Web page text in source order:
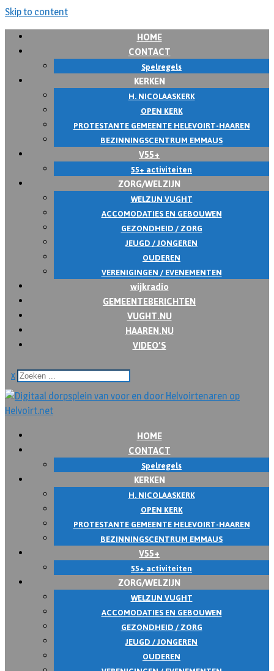
Skip to content
HOME
CONTACT
Spelregels
KERKEN
H. NICOLAASKERK
OPEN KERK
PROTESTANTE GEMEENTE HELEVOIRT-HAAREN
BEZINNINGSCENTRUM EMMAUS
V55+
55+ activiteiten
ZORG/WELZIJN
WELZIJN VUGHT
ACCOMODATIES EN GEBOUWEN
GEZONDHEID / ZORG
JEUGD / JONGEREN
OUDEREN
VERENIGINGEN / EVENEMENTEN
wijkradio
GEMEENTEBERICHTEN
VUGHT.NU
HAAREN.NU
VIDEO’S
x
HOME
CONTACT
Spelregels
KERKEN
H. NICOLAASKERK
OPEN KERK
PROTESTANTE GEMEENTE HELEVOIRT-HAAREN
BEZINNINGSCENTRUM EMMAUS
V55+
55+ activiteiten
ZORG/WELZIJN
WELZIJN VUGHT
ACCOMODATIES EN GEBOUWEN
GEZONDHEID / ZORG
JEUGD / JONGEREN
OUDEREN